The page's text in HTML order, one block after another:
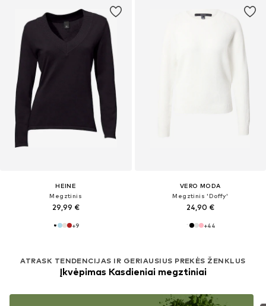
HEINE
Megztinis
29,99 €
+9
VERO MODA
Megztinis 'Doffy'
24,90 €
+44
ATRASK TENDENCIJAS IR GERIAUSIUS PREKĖS ŽENKLUS
Įkvėpimas Kasdieniai megztiniai